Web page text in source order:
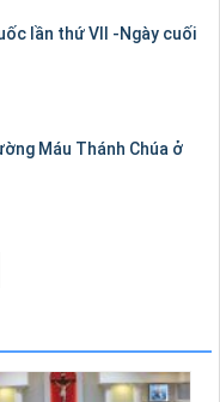
lần thứ VII -Ngày cuối
Máu Thánh Chúa ở